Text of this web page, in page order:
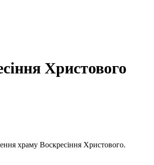
Христового
храму Воскресіння Христового.